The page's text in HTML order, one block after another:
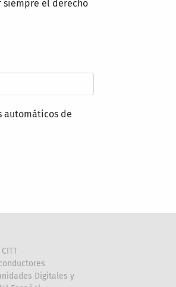
el derecho
automáticos de
Digitales y